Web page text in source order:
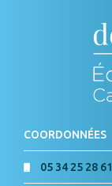
COORDONNÉES
05 34 25 28 61